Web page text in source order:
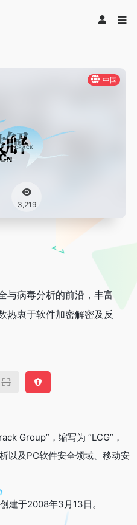
中国
3,219
与病毒分析的前沿，丰富
热衷于软件加密解密及反
Group”，缩写为 “LCG”，
以及PC软件安全领域、移动安
建于2008年3月13日。